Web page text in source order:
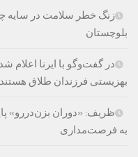
زنگ خطر سلامت در سایه
بلوچستان
بهزیستی فرزندان طلاق هستند
ظریف: «دوران بزن‌دررو»
به فرصت‌مداری